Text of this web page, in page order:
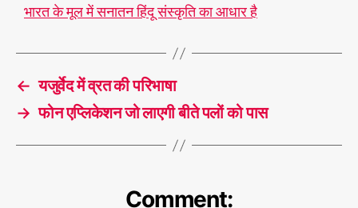
भारत के मूल में सनातन हिंदू संस्कृति का आधार है
← यजुर्वेद में व्रत की परिभाषा
→ फोन एप्लिकेशन जो लाएगी बीते पलों को पास
Comment: